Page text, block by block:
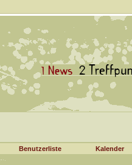
Benutzerliste Kalender